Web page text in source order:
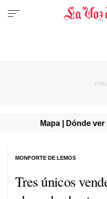
Mapa | Dónde
Tres únicos
MONFORTE DE LEMOS